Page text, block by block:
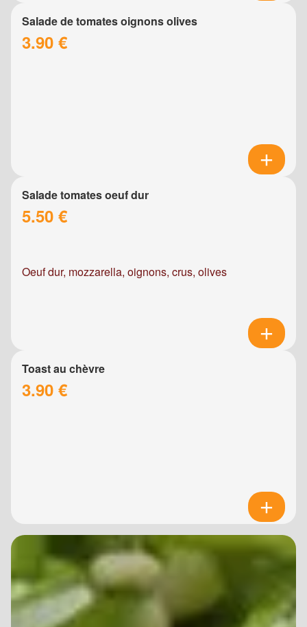
Salade de tomates oignons olives
3.90 €
Salade tomates oeuf dur
5.50 €
Oeuf dur, mozzarella, oignons, crus, olives
Toast au chèvre
3.90 €